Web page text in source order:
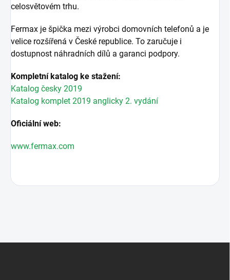
celosvětovém trhu.
Fermax je špička mezi výrobci domovních telefonů a je
velice rozšířená v České republice. To zaručuje i
dostupnost náhradních dílů a garanci podpory.
Kompletní katalog ke stažení:
Katalog česky 2019
Katalog komplet 2019 anglicky 2. vydání
Oficiální web:
www.fermax.com